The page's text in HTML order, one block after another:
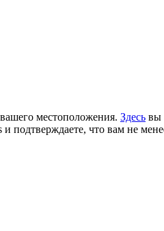
местоположения. Здесь вы
подтверждаете, что вам не